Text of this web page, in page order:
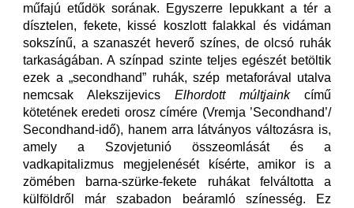
műfajú etűdök sorának. Egyszerre lepukkant a tér a
dísztelen, fekete, kissé koszlott falakkal és vidáman
sokszínű, a szanaszét heverő színes, de olcsó ruhák
tarkaságában. A színpad szinte teljes egészét betöltik
ezek a „secondhand” ruhák, szép metaforával utalva
nemcsak Alekszijevics Elhordott múltjaink című
kötetének eredeti orosz címére (Vremja ’Secondhand’/
Secondhand-idő), hanem arra látványos változásra is,
amely a Szovjetunió összeomlását és a
vadkapitalizmus megjelenését kísérte, amikor is a
zömében barna-szürke-fekete ruhákat felváltotta a
külföldről már szabadon beáramló színesség. Ez